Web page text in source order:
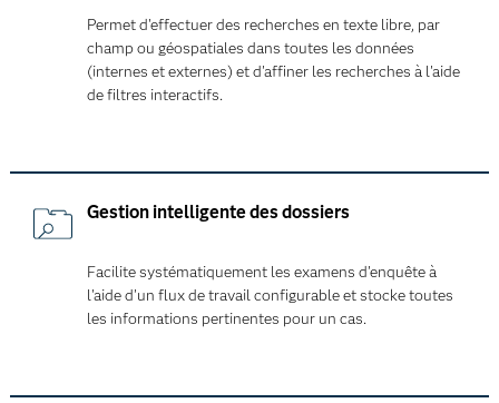
Permet d'effectuer des recherches en texte libre, par
champ ou géospatiales dans toutes les données
(internes et externes) et d'affiner les recherches à l'aide
de filtres interactifs.
Gestion intelligente des dossiers
Facilite systématiquement les examens d'enquête à
l'aide d'un flux de travail configurable et stocke toutes
les informations pertinentes pour un cas.